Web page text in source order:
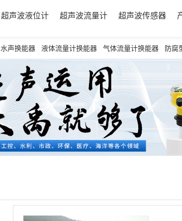
超声波液位计 超声波流量计 超声波传感器
水声换能器 液体流量计换能器 气体流量计换能器 防腐